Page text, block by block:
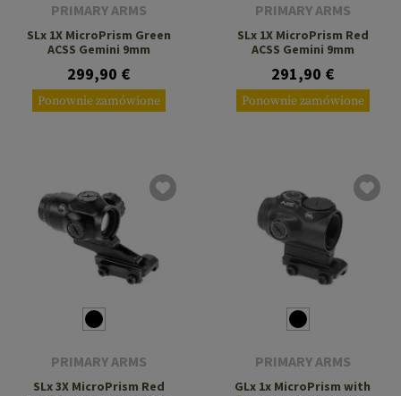
PRIMARY ARMS
SLx 1X MicroPrism Green
ACSS Gemini 9mm
299,90 €
Ponownie zamówione
PRIMARY ARMS
SLx 1X MicroPrism Red
ACSS Gemini 9mm
291,90 €
Ponownie zamówione
PRIMARY ARMS
SLx 3X MicroPrism Red
PRIMARY ARMS
GLx 1x MicroPrism with